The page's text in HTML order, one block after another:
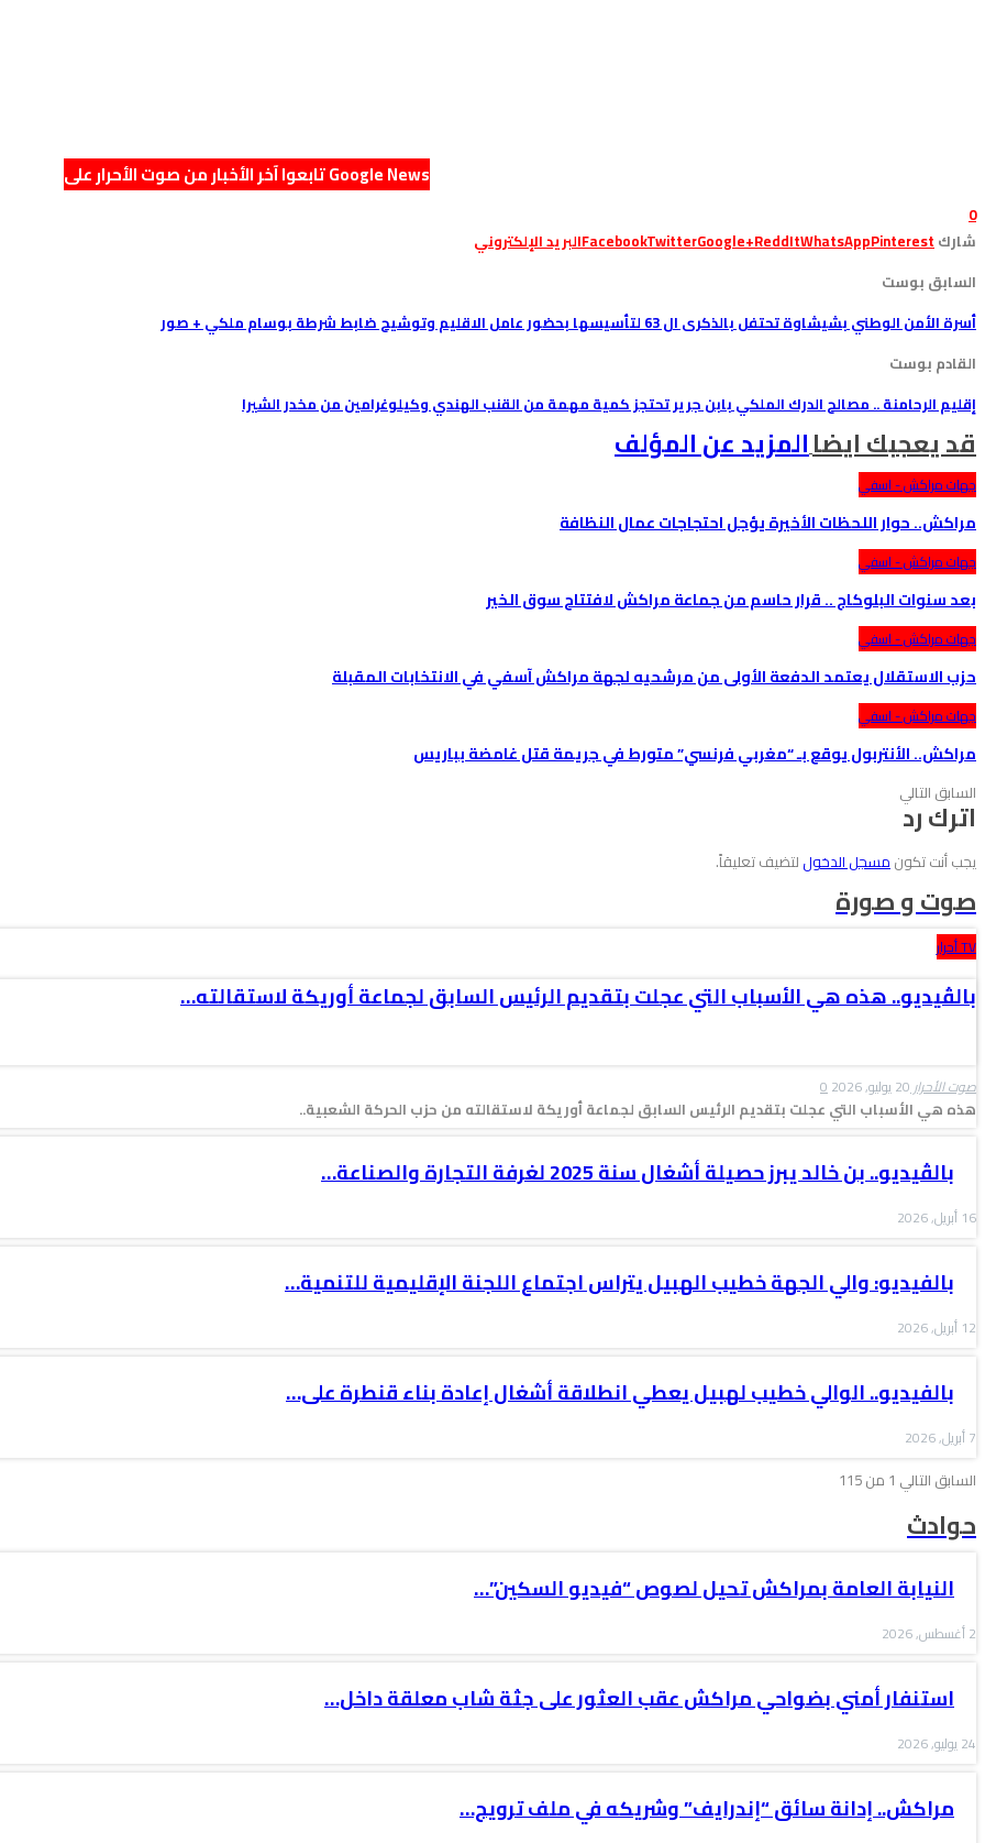
تابعوا آخر الأخبار من صوت الأحرار على Google News
0
شارك
FacebookTwitterGoogle+ReddItWhatsAppPinterest
البريد الإلكتروني
السابق بوست
أسرة الأمن الوطني بشيشاوة تحتفل بالذكرى ال 63 لتأسيسها بحضور عامل الاقليم وتوشيح ضابط شرطة بوسام ملكي + صور
القادم بوست
إقليم الرحامنة .. مصالح الدرك الملكي بابن جرير تحتجز كمية مهمة من القنب الهندي وكيلوغرامين من مخدر الشيرا
قد يعجبك ايضاالمزيد عن المؤلف
جهات مراكش - اسفي
مراكش.. حوار اللحظات الأخيرة يؤجل احتجاجات عمال النظافة
جهات مراكش - اسفي
بعد سنوات البلوكاج .. قرار حاسم من جماعة مراكش لافتتاح سوق الخير
جهات مراكش - اسفي
حزب الاستقلال يعتمد الدفعة الأولى من مرشحيه لجهة مراكش آسفي في الانتخابات المقبلة
جهات مراكش - اسفي
مراكش.. الأنتربول يوقع بـ “مغربي فرنسي” متورط في جريمة قتل غامضة بباريس
السابق التالي
اترك رد
يجب أنت تكون مسجل الدخول لتضيف تعليقاً.
صوت و صورة
TV أحرار
بالڤيديو.. هذه هي الأسباب التي عجلت بتقديم الرئيس السابق لجماعة أوريكة لاستقالته…
صوت الأحرار20 يوليو, 2026 0
هذه هي الأسباب التي عجلت بتقديم الرئيس السابق لجماعة أوريكة لاستقالته من حزب الحركة الشعبية..
بالڤيديو.. بن خالد يبرز حصيلة أشغال سنة 2025 لغرفة التجارة والصناعة…
16 أبريل, 2026
بالفيديو: والي الجهة خطيب الهبيل يتراس اجتماع اللجنة الإقليمية للتنمية…
12 أبريل, 2026
بالفيديو.. الوالي خطيب لهبيل يعطي انطلاقة أشغال إعادة بناء قنطرة على…
7 أبريل, 2026
السابق التالي 1 من 115
حوادث
النيابة العامة بمراكش تحيل لصوص “فيديو السكين”…
2 أغسطس, 2026
استنفار أمني بضواحي مراكش عقب العثور على جثة شاب معلقة داخل…
24 يوليو, 2026
مراكش.. إدانة سائق “إندرايف” وشريكه في ملف ترويج…